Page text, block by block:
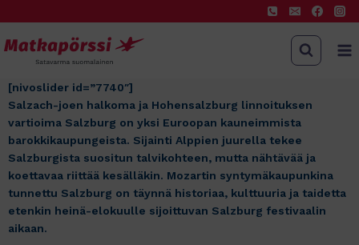
sisältöön
[nivoslider id=”7740″]
Salzach-joen halkoma ja Hohensalzburg linnoituksen
vartioima Salzburg on yksi Euroopan kauneimmista
barokkikaupungeista. Sijainti Alppien juurella tekee
Salzburgista suositun talvikohteen, mutta nähtävää ja
koettavaa riittää kesälläkin. Mozartin syntymäkaupunkina
tunnettu Salzburg on täynnä historiaa, kulttuuria ja taidetta
etenkin heinä-elokuulle sijoittuvan Salzburg festivaalin
aikaan.